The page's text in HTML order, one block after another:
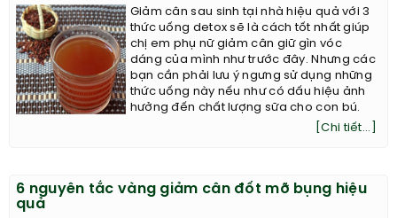
Giảm cân sau sinh tại nhà hiệu quả với 3
thức uống detox sẽ là cách tốt nhất giúp
chị em phụ nữ giảm cân giữ gìn vóc
dáng của mình như trước đây. Nhưng các
bạn cần phải lưu ý ngưng sử dụng những
thức uống này nếu như có dấu hiệu ảnh
hưởng đến chất lượng sữa cho con bú.
[Chi tiết...]
6 nguyên tắc vàng giảm cân đốt mỡ bụng hiệu
quả